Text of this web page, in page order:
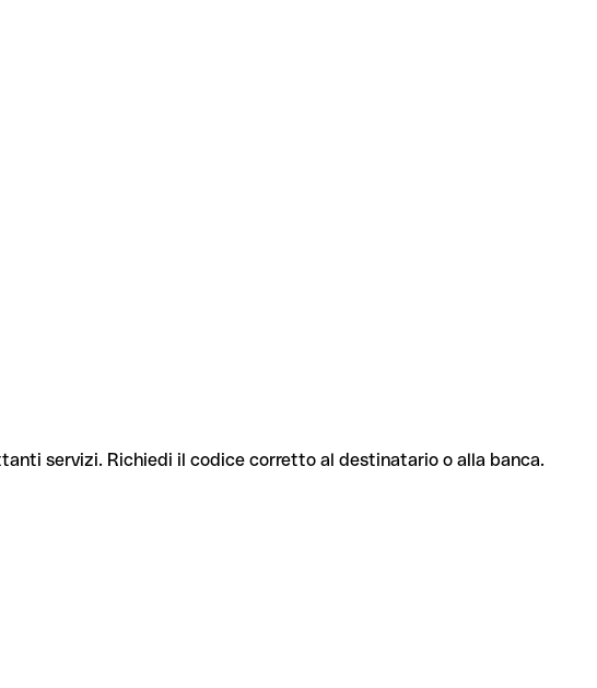
servizi. Richiedi il codice corretto al destinatario o alla banca.